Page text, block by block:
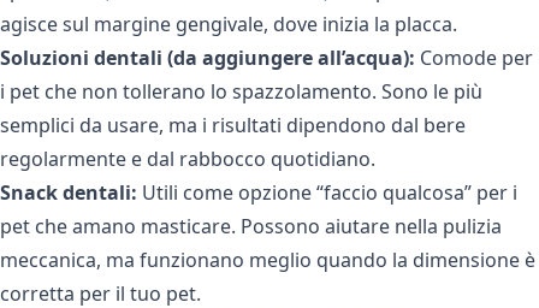
agisce sul margine gengivale, dove inizia la placca.
Soluzioni dentali (da aggiungere all’acqua): Comode per
i pet che non tollerano lo spazzolamento. Sono le più
semplici da usare, ma i risultati dipendono dal bere
regolarmente e dal rabbocco quotidiano.
Snack dentali: Utili come opzione “faccio qualcosa” per i
pet che amano masticare. Possono aiutare nella pulizia
meccanica, ma funzionano meglio quando la dimensione è
corretta per il tuo pet.